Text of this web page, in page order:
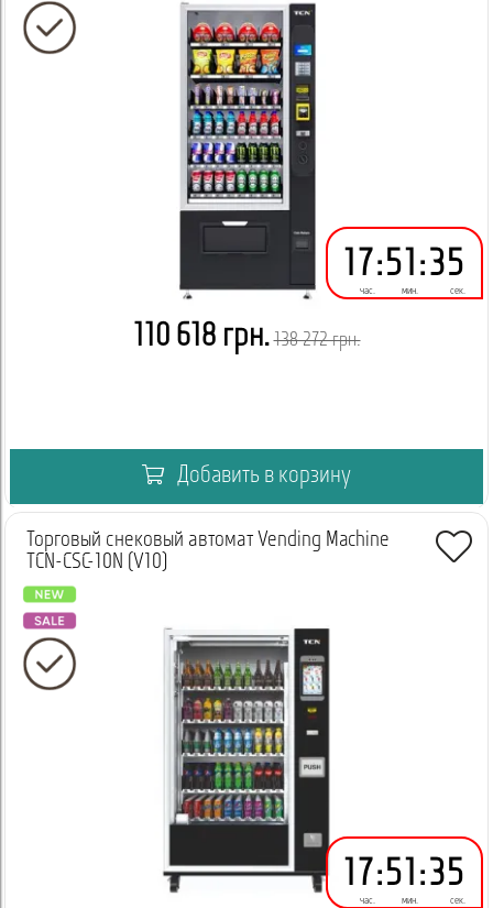
17
час.
:51
мин.
:34
сек.
110 618 грн. 138 272 грн.
Добавить в корзину
Торговый снековый автомат Vending Machine
TCN-CSC-10N (V10)
17
час.
:51
мин.
:34
сек.